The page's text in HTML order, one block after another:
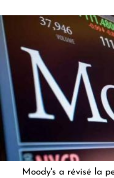
Moody's a révisé la